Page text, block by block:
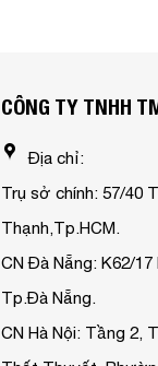
CÔNG TY TNHH
Địa chỉ:
Trụ sở chính: 57/40
Thạnh,Tp.HCM.
CN Đà Nẵng: K62/
Tp.Đà Nẵng.
CN Hà Nội: Tầng 2,